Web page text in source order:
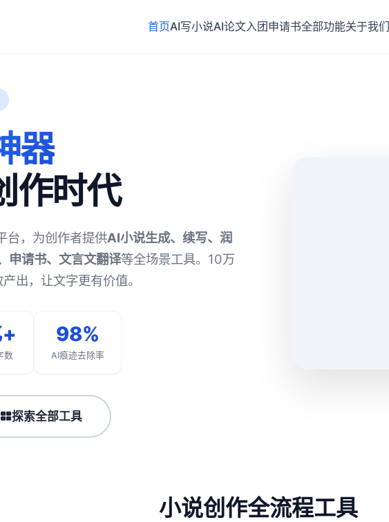
首页AI写小说AI论文入团申请书全部功能关于我们
器
作时代
台，为创作者提供AI小说生成、续写、润
申请书、文言文翻译等全场景工具。10万
出，让文字更有价值。
数
98%
AI痕迹去除率
探索全部工具
小说创作全流程工具